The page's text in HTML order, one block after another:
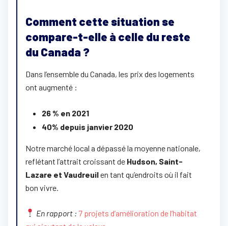
Comment cette situation se
compare-t-elle à celle du reste
du Canada ?
Dans l’ensemble du Canada, les prix des logements
ont augmenté :
26 % en 2021
40% depuis janvier 2020
Notre marché local a dépassé la moyenne nationale,
reflétant l’attrait croissant de Hudson, Saint-
Lazare et Vaudreuilen tant qu’endroits où il fait
bon vivre.
En rapport : 7 projets d’amélioration de l’habitat